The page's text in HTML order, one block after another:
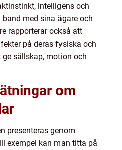
intelligens och
med sina ägare och
rapporterar också att
på deras fysiska och
sällskap, motion och
om
presenteras genom
exempel kan man titta på